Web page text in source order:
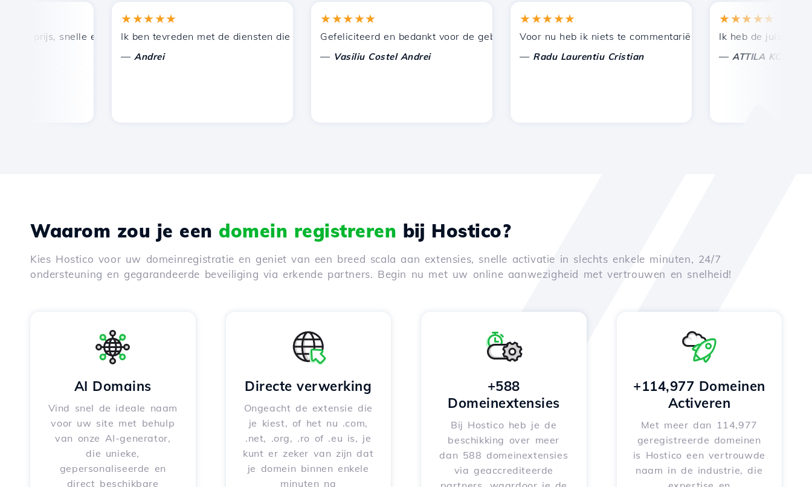
prijs, snelle en efficiënte technische ondersteuning.
★★★★★
Ik ben tevreden met de diensten die door Hostico worden aangeboden. Ik heb jullie aanbevolen bij andere bekenden.
Andrei
★★★★★
Gefeliciteerd en bedankt voor de geboden ondersteuning!
Vasiliu Costel Andrei
★★★★★
Voor nu heb ik niets te commentariëren, alleen om te
Radu Laurentiu Cristian
★★★★★
Ik heb de juiste keuze
ATTILA KOLES
Waarom zou je een domein registreren bij Hostico?
Kies Hostico voor uw domeinregistratie en geniet van een breed scala aan extensies, snelle activatie in slechts enkele minuten, 24/7
ondersteuning en gegarandeerde beveiliging via erkende partners. Begin nu met uw online aanwezigheid met vertrouwen en snelheid!
AI Domains
Vind snel de ideale naam
voor uw site met behulp
van onze AI-generator,
die unieke,
gepersonaliseerde en
direct beschikbare
Directe verwerking
Ongeacht de extensie die
je kiest, of het nu .com,
.net, .org, .ro of .eu is, je
kunt er zeker van zijn dat
je domein binnen enkele
minuten na
+588
Domeinextensies
Bij Hostico heb je de
beschikking over meer
dan 588 domeinextensies
via geaccrediteerde
+114,977 Domeinen
Activeren
Met meer dan 114,977
geregistreerde domeinen
is Hostico een vertrouwde
naam in de industrie, die